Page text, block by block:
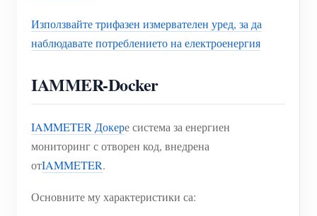
Използвайте трифазен измервателен уред, за да
наблюдавате потреблението на електроенергия
IAMMER-Docker
IAMMETER Докере система за енергиен
мониторинг с отворен код, внедрена
отIAMMETER.
Основните му характеристики са: